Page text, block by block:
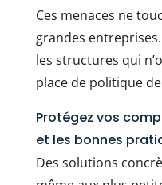
Ces menaces ne
grandes
les structures qui
place de politique
Protégez vos
et les bonnes
Des solutions